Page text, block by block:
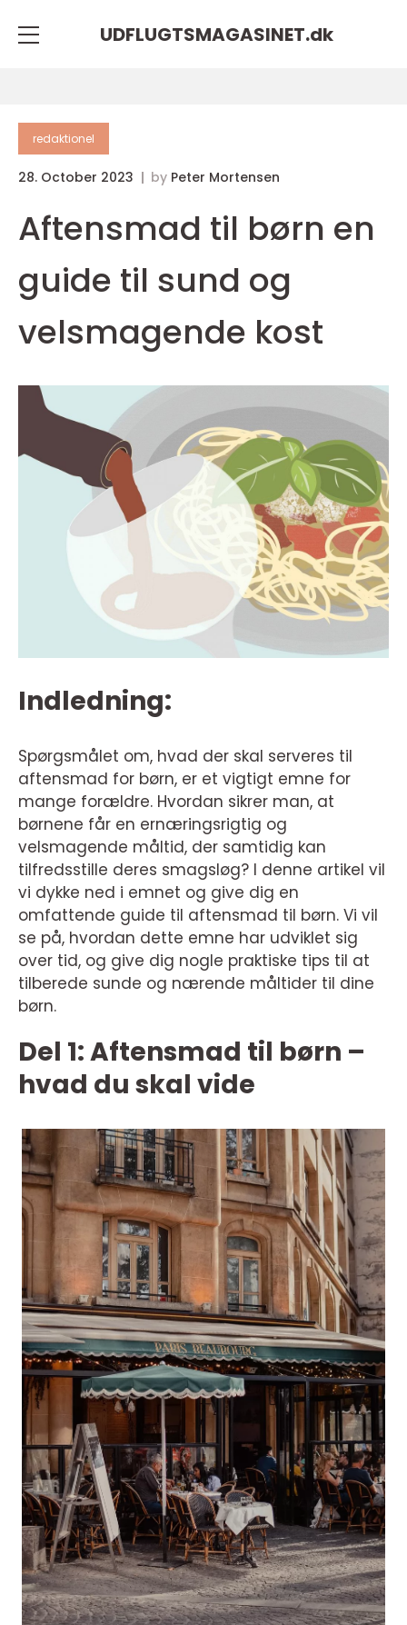
UDFLUGTSMAGASINET.dk
redaktionel
28. October 2023 by Peter Mortensen
Aftensmad til børn en
guide til sund og
velsmagende kost
Indledning:
Spørgsmålet om, hvad der skal serveres til
aftensmad for børn, er et vigtigt emne for
mange forældre. Hvordan sikrer man, at
børnene får en ernæringsrigtig og
velsmagende måltid, der samtidig kan
tilfredsstille deres smagsløg? I denne artikel vil
vi dykke ned i emnet og give dig en
omfattende guide til aftensmad til børn. Vi vil
se på, hvordan dette emne har udviklet sig
over tid, og give dig nogle praktiske tips til at
tilberede sunde og nærende måltider til dine
børn.
Del 1: Aftensmad til børn –
hvad du skal vide